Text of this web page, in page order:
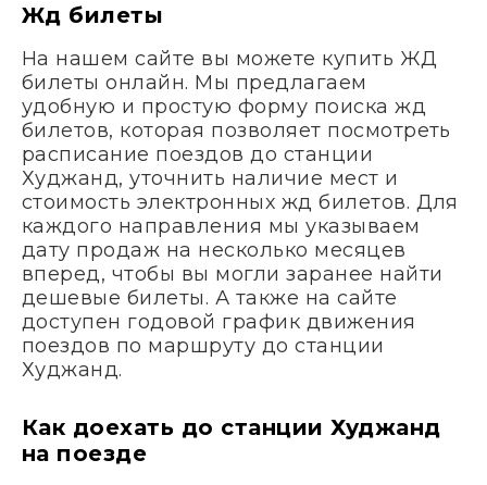
Жд билеты
На нашем сайте вы можете купить ЖД
билеты онлайн. Мы предлагаем
удобную и простую форму поиска жд
билетов, которая позволяет посмотреть
расписание поездов до станции
Худжанд, уточнить наличие мест и
стоимость электронных жд билетов. Для
каждого направления мы указываем
дату продаж на несколько месяцев
вперед, чтобы вы могли заранее найти
дешевые билеты. А также на сайте
доступен годовой график движения
поездов по маршруту до станции
Худжанд.
Как доехать до станции Худжанд
на поезде